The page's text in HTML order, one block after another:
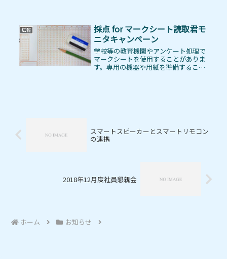
広報
採点 for マークシート読取君モ
ニタキャンペーン
学校等の教育機関やアンケート処理で
マークシートを使用することがありま
す。専用の機器や用紙を準備すること
スマートスピーカーとスマートリモコン
の連携
2018年12月度社員懇親会
ホーム お知らせ